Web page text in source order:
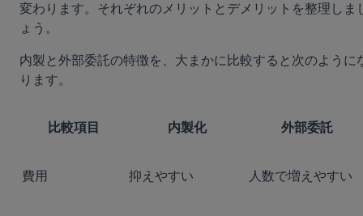
変わります。それぞれのメリットとデメリットを整理しま
ょう。
内製と外部委託の特徴を、大まかに比較すると次のように
ります。
比較項目 内製化 外部委託
費用 抑えやすい 人数で増えやすい